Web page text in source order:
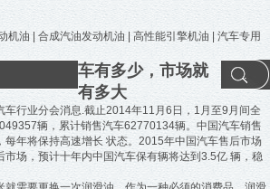
机油 合成汽油发动机油 |高性能引擎机油
汽车专用
车有多少，市场就
有多大
车行业分会消息.截止2014年11月6日，1月至9月间全
辆，累计销售汽车62770134辆。中国汽车销售
每年将保持高速增长 状态。2015年中国汽车售后市场
市场，预计十年内中国汽车保有辆将达到3.5亿 辆，稳